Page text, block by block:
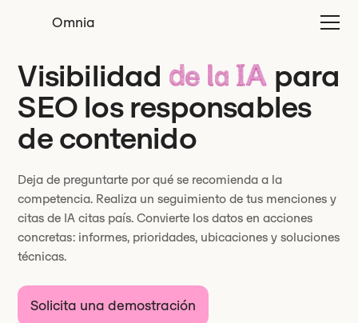
Omnia
Visibilidad de la IA para
SEO los responsables
de contenido
Deja de preguntarte por qué se recomienda a la
competencia. Realiza un seguimiento de tus menciones y
citas de IA citas país. Convierte los datos en acciones
concretas: informes, prioridades, ubicaciones y soluciones
técnicas.
Solicita una demostración